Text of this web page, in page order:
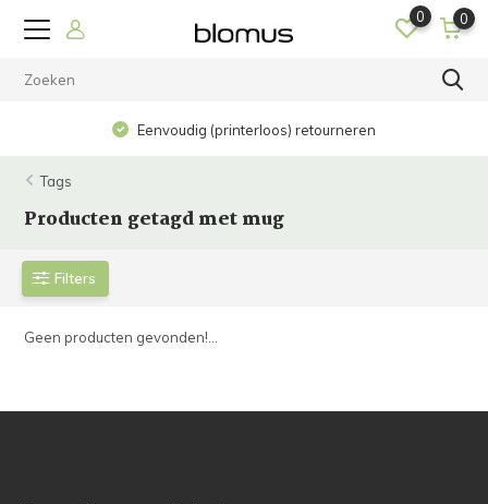
0 0
Eenvoudig (printerloos) retourneren
Tags
Producten getagd met mug
Filters
Geen producten gevonden!...